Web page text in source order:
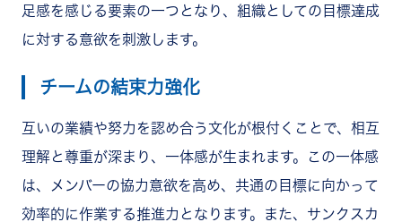
足感を感じる要素の一つとなり、組織としての目標達成
に対する意欲を刺激します。
チームの結束力強化
互いの業績や努力を認め合う文化が根付くことで、相互
理解と尊重が深まり、一体感が生まれます。この一体感
は、メンバーの協力意欲を高め、共通の目標に向かって
効率的に作業する推進力となります。また、サンクスカ